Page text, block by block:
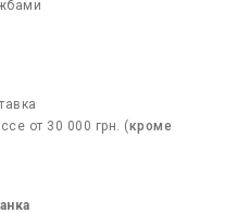
от 30 000 грн. (кроме